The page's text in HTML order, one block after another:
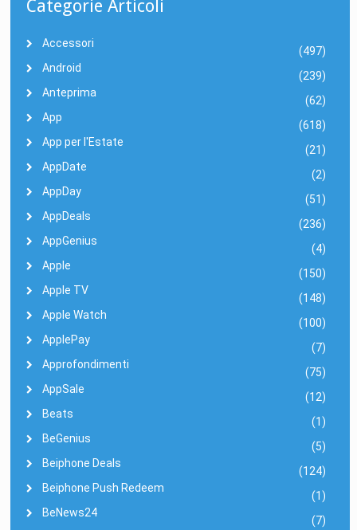
Categorie Articoli
Accessori
(497)
Android
(239)
Anteprima
(62)
App
(618)
App per l'Estate
(21)
AppDate
(2)
AppDay
(51)
AppDeals
(236)
AppGenius
(4)
Apple
(150)
Apple TV
(148)
Apple Watch
(100)
ApplePay
(7)
Approfondimenti
(75)
AppSale
(12)
Beats
(1)
BeGenius
(5)
Beiphone Deals
(124)
Beiphone Push Redeem
(1)
BeNews24
(7)